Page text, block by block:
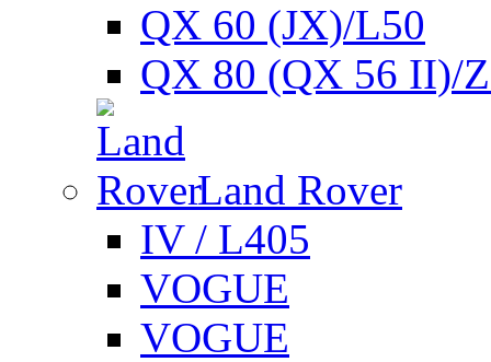
QX 60 (JX)/L50
QX 80 (QX 56 II)/
Land Rover
IV / L405
VOGUE
VOGUE